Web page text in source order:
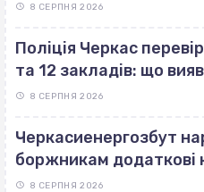
8 СЕРПНЯ 2026
Поліція Черкас
та 12 закладів: що
8 СЕРПНЯ 2026
Черкасиенергозбут
боржникам додаткові
8 СЕРПНЯ 2026